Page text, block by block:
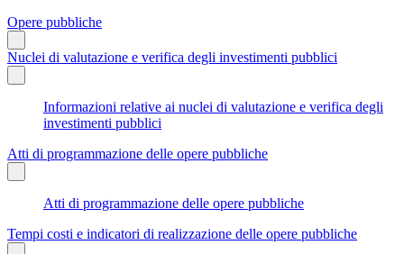
Opere pubbliche
Nuclei di valutazione e verifica degli investimenti pubblici
Informazioni relative ai nuclei di valutazione e verifica degli
investimenti pubblici
Atti di programmazione delle opere pubbliche
Atti di programmazione delle opere pubbliche
Tempi costi e indicatori di realizzazione delle opere pubbliche